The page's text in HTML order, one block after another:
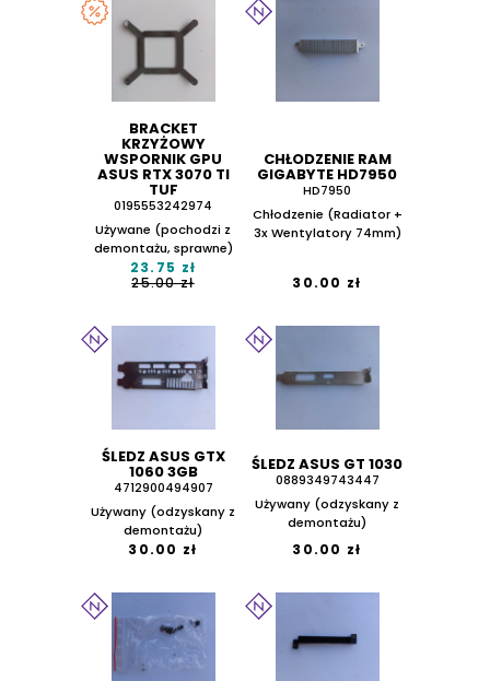
BRACKET
KRZYŻOWY
WSPORNIK GPU
ASUS RTX 3070 TI
TUF
0195553242974
Używane (pochodzi z
demontażu, sprawne)
23.75 zł
25.00 zł
CHŁODZENIE RAM
GIGABYTE HD7950
HD7950
Chłodzenie (Radiator +
3x Wentylatory 74mm)
30.00 zł
ŚLEDZ ASUS GTX
1060 3GB
4712900494907
Używany (odzyskany z
demontażu)
30.00 zł
ŚLEDZ ASUS GT 1030
0889349743447
Używany (odzyskany z
demontażu)
30.00 zł